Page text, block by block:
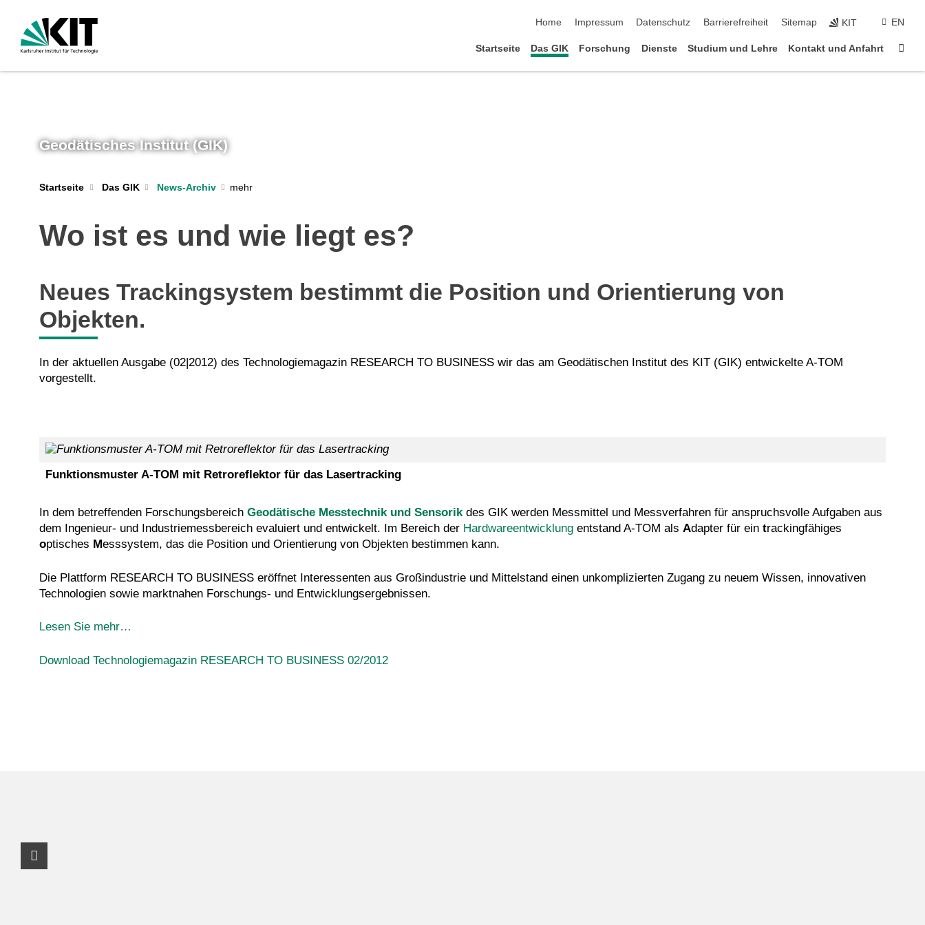
Home
Impressum Datenschutz Barrierefreiheit Sitemap KIT EN
Startseite Das GIK Forschung Dienste Studium und Lehre Kontakt und Anfahrt
Geodätisches Institut (GIK)
Startseite Das GIK News-Archiv
Wo ist es und wie liegt es?
Neues Trackingsystem bestimmt die Position und Orientierung von
Objekten.
In der aktuellen Ausgabe (02|2012) des Technologiemagazin RESEARCH TO BUSINESS wir das am Geodätischen Institut des KIT (GIK) entwickelte A-TOM
vorgestellt.
Funktionsmuster A-TOM mit Retroreflektor für das Lasertracking
In dem betreffenden Forschungsbereich Geodätische Messtechnik und Sensorikdes GIK werden Messmittel und Messverfahren für anspruchsvolle Aufgaben aus
dem Ingenieur- und Industriemessbereich evaluiert und entwickelt. Im Bereich der Hardwareentwicklung entstand A-TOM als Adapter für ein trackingfähiges
optisches Messsystem, das die Position und Orientierung von Objekten bestimmen kann.
Die Plattform RESEARCH TO BUSINESS eröffnet Interessenten aus Großindustrie und Mittelstand einen unkomplizierten Zugang zu neuem Wissen, innovativen
Technologien sowie marktnahen Forschungs- und Entwicklungsergebnissen.
Lesen Sie mehr…
Download Technologiemagazin RESEARCH TO BUSINESS 02/2012
Facebook Profil